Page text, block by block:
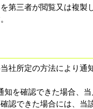
第三者が閲覧又は複製
社所定の方法により通
を確認できた場合、
認できた場合には、当